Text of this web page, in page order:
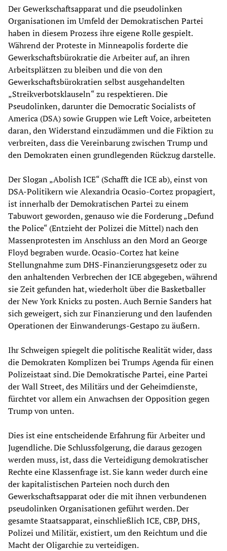
Der Gewerkschaftsapparat und die pseudolinken
Organisationen im Umfeld der Demokratischen Partei
haben in diesem Prozess ihre eigene Rolle gespielt.
Während der Proteste in Minneapolis forderte die
Gewerkschaftsbürokratie die Arbeiter auf, an ihren
Arbeitsplätzen zu bleiben und die von den
Gewerkschaftsbürokratien selbst ausgehandelten
„Streikverbotsklauseln“ zu respektieren. Die
Pseudolinken, darunter die Democratic Socialists of
America (DSA) sowie Gruppen wie Left Voice, arbeiteten
daran, den Widerstand einzudämmen und die Fiktion zu
verbreiten, dass die Vereinbarung zwischen Trump und
den Demokraten einen grundlegenden Rückzug darstelle.
Der Slogan „Abolish ICE“ (Schafft die ICE ab), einst von
DSA-Politikern wie Alexandria Ocasio-Cortez propagiert,
ist innerhalb der Demokratischen Partei zu einem
Tabuwort geworden, genauso wie die Forderung „Defund
the Police“ (Entzieht der Polizei die Mittel) nach den
Massenprotesten im Anschluss an den Mord an George
Floyd begraben wurde. Ocasio-Cortez hat keine
Stellungnahme zum DHS-Finanzierungsgesetz oder zu
den anhaltenden Verbrechen der ICE abgegeben, während
sie Zeit gefunden hat, wiederholt über die Basketballer
der New York Knicks zu posten. Auch Bernie Sanders hat
sich geweigert, sich zur Finanzierung und den laufenden
Operationen der Einwanderungs-Gestapo zu äußern.
Ihr Schweigen spiegelt die politische Realität wider, dass
die Demokraten Komplizen bei Trumps Agenda für einen
Polizeistaat sind. Die Demokratische Partei, eine Partei
der Wall Street, des Militärs und der Geheimdienste,
fürchtet vor allem ein Anwachsen der Opposition gegen
Trump von unten.
Dies ist eine entscheidende Erfahrung für Arbeiter und
Jugendliche. Die Schlussfolgerung, die daraus gezogen
werden muss, ist, dass die Verteidigung demokratischer
Rechte eine Klassenfrage ist. Sie kann weder durch eine
der kapitalistischen Parteien noch durch den
Gewerkschaftsapparat oder die mit ihnen verbundenen
pseudolinken Organisationen geführt werden. Der
gesamte Staatsapparat, einschließlich ICE, CBP, DHS,
Polizei und Militär, existiert, um den Reichtum und die
Macht der Oligarchie zu verteidigen.